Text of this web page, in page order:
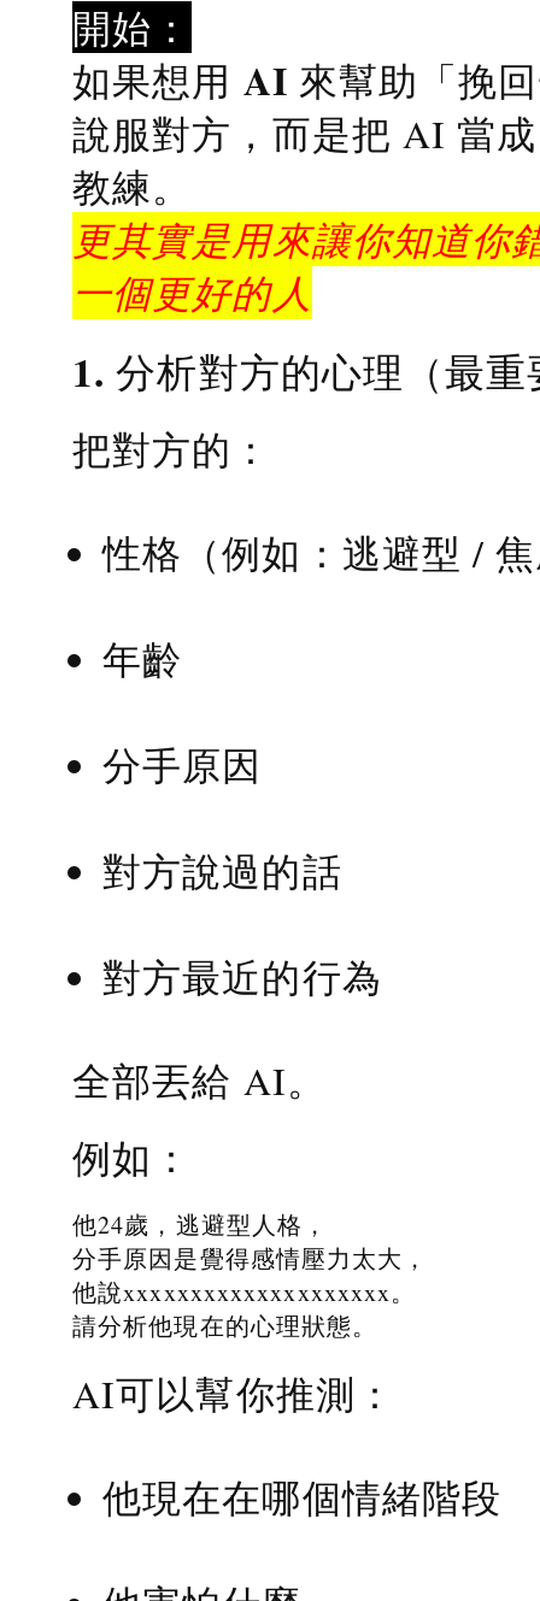
開始：
如果想用 AI 來幫助「挽
說服對方，而是把 AI 當
教練。
更其實是用來讓你知道你
一個更好的人
1. 分析對方的心理（最
把對方的：
性格（例如：逃避型 /
年齡
分手原因
對方說過的話
對方最近的行為
全部丟給 AI。
例如：
他24歲，逃避型人格，
分手原因是覺得感情壓力太大，
他說xxxxxxxxxxxxxxxxxxxx。
請分析他現在的心理狀態。
AI可以幫你推測：
他現在在哪個情緒階段